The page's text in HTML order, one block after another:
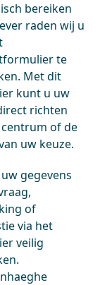
bereiken
raden wij u
te
Met dit
kunt u uw
richten
of de
uw keuze.
gegevens
of
via het
veilig